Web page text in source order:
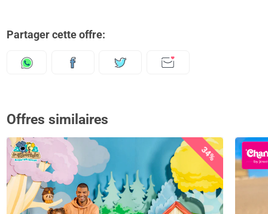
Partager cette offre:
Offres similaires
34%